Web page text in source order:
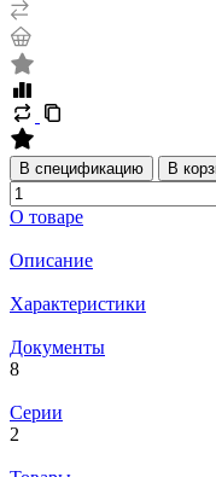
В спецификацию В
О товаре
Описание
Характеристики
Документы
8
Серии
2